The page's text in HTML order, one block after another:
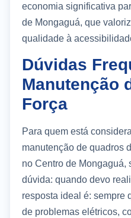
economia significativa
de Mongaguá, que
qualidade à
Dúvidas
Manutenção
Força
Para quem está
manutenção de quadros
no Centro de Mongaguá,
dúvida: quando devo
resposta ideal é: sempre
de problemas elétricos,